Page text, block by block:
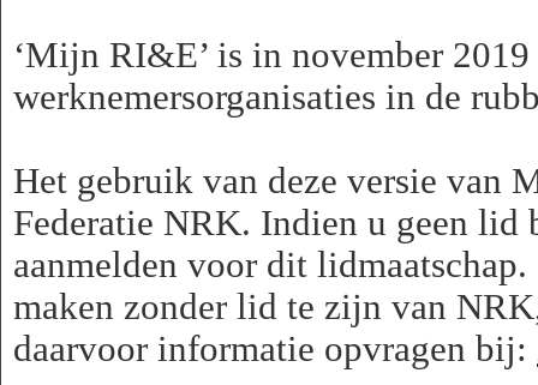
‘Mijn RI&E’ is in november
werknemersorganisaties in de
Het gebruik van deze versie van
Federatie NRK. Indien u geen
aanmelden voor dit
maken zonder lid te zijn van
daarvoor informatie opvragen bij: